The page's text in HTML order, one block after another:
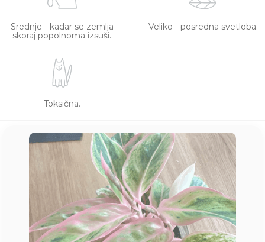
Srednje - kadar se zemlja
skoraj popolnoma izsuši.
Veliko - posredna svetloba.
Toksična.